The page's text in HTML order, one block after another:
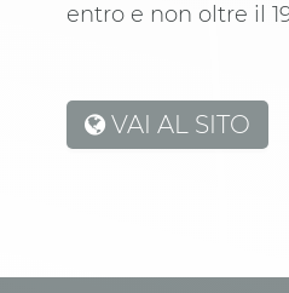
entro e non oltre il
VAI AL SITO